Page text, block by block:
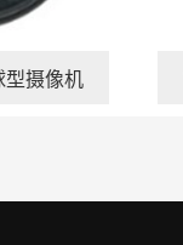
型摄像机